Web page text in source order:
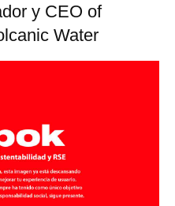
y CEO of
Water